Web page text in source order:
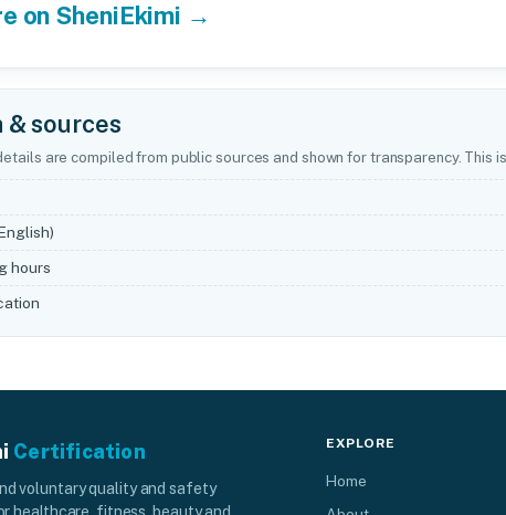
on SheniEkimi →
& sources
are compiled from public sources and shown for transparency. This
hours
Certification
voluntary quality and safety
EXPLORE
Home